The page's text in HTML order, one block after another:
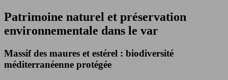
Patrimoine naturel et préservation
environnementale dans le var
Massif des maures et estérel : biodiversité
méditerranéenne protégée